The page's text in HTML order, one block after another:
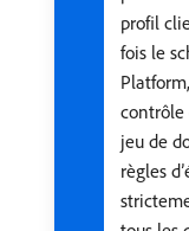
profil
fois le
contrôle
jeu de
règles